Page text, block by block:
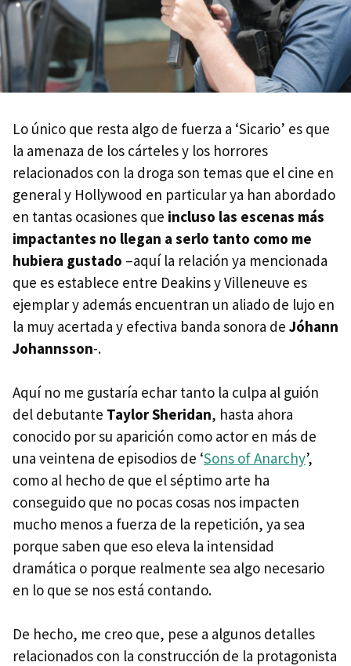
Lo único que resta algo de fuerza a ‘Sicario’ es que
la amenaza de los cárteles y los horrores
relacionados con la droga son temas que el cine en
general y Hollywood en particular ya han abordado
en tantas ocasiones que incluso las escenas más
impactantes no llegan a serlo tanto como me
hubiera gustado –aquí la relación ya mencionada
que es establece entre Deakins y Villeneuve es
ejemplar y además encuentran un aliado de lujo en
la muy acertada y efectiva banda sonora de Jóhann
Johannsson-.
Aquí no me gustaría echar tanto la culpa al guión
del debutante Taylor Sheridan, hasta ahora
conocido por su aparición como actor en más de
una veintena de episodios de ‘Sons of Anarchy’,
como al hecho de que el séptimo arte ha
conseguido que no pocas cosas nos impacten
mucho menos a fuerza de la repetición, ya sea
porque saben que eso eleva la intensidad
dramática o porque realmente sea algo necesario
en lo que se nos está contando.
De hecho, me creo que, pese a algunos detalles
relacionados con la construcción de la protagonista